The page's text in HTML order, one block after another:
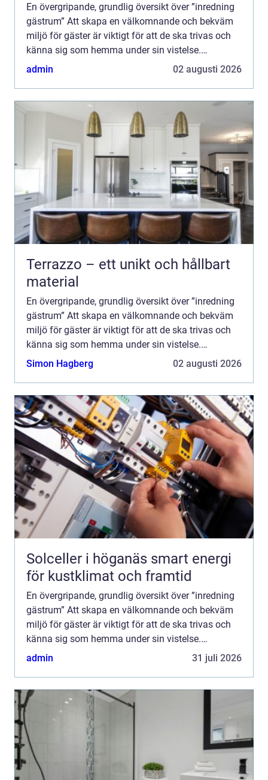
En övergripande, grundlig översikt över ”inredning
gästrum” Att skapa en välkomnande och bekväm
miljö för gäster är viktigt för att de ska trivas och
känna sig som hemma under sin vistelse.
Inredning av gästrum handlar inte bara om att sk...
admin 02 augusti 2026
Terrazzo – ett unikt och hållbart
material
En övergripande, grundlig översikt över ”inredning
gästrum” Att skapa en välkomnande och bekväm
miljö för gäster är viktigt för att de ska trivas och
känna sig som hemma under sin vistelse.
Inredning av gästrum handlar inte bara om att sk...
Simon Hagberg 02 augusti 2026
Solceller i höganäs smart energi
för kustklimat och framtid
En övergripande, grundlig översikt över ”inredning
gästrum” Att skapa en välkomnande och bekväm
miljö för gäster är viktigt för att de ska trivas och
känna sig som hemma under sin vistelse.
Inredning av gästrum handlar inte bara om att sk...
admin 31 juli 2026